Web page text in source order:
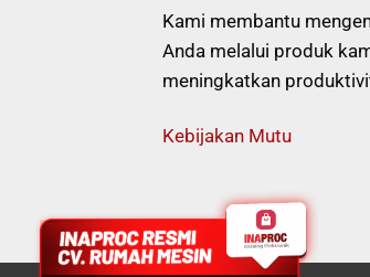
Kami membantu
Anda melalui produk
meningkatkan
Kebijakan Mutu